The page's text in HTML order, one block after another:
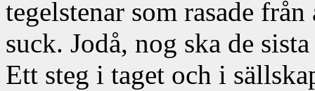
tegelstenar som rasade
suck. Jodå, nog ska de
Ett steg i taget och i